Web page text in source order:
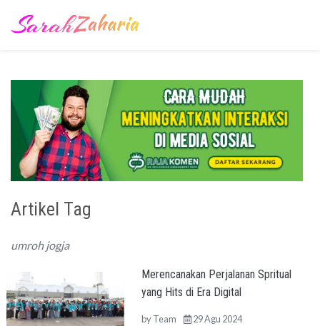
Artikel Tag
umroh jogja
Merencanakan Perjalanan Spritual
yang Hits di Era Digital
byTeam 29 Agu 2024